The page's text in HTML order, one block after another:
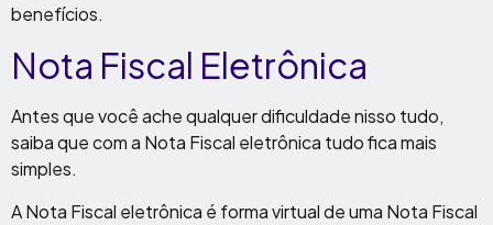
benefícios.
Nota Fiscal Eletrônica
Antes que você ache qualquer dificuldade nisso tudo,
saiba que com a Nota Fiscal eletrônica tudo fica mais
simples.
A Nota Fiscal eletrônica é forma virtual de uma Nota Fiscal